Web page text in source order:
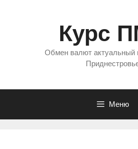
Курс
Обмен валют актуальный
Меню